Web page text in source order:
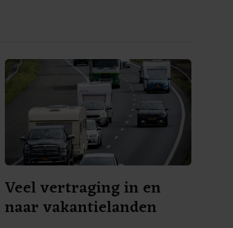
politiewoordvoerder.
Veel vertraging in en
naar vakantielanden